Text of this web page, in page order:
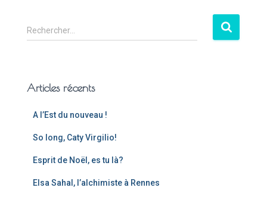
Rechercher…
Articles récents
A l’Est du nouveau !
So long, Caty Virgilio!
Esprit de Noël, es tu là?
Elsa Sahal, l’alchimiste à Rennes